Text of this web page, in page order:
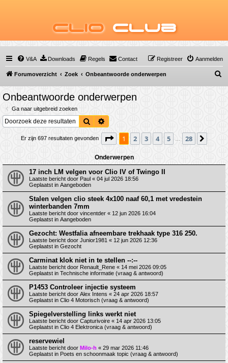
Clio Club
V&A Downloads Regels Contact Aanmelden
Registreer
Forumoverzicht Zoek Onbeantwoorde onderwerpen
o
Onbeantwoorde onderwerpen
Ga naar uitgebreid zoeken
Zoek
Er zijn 697 resultaten gevonden Pagina van28
1 2 3 4 5 28
Onderwerpen
17 inch LM velgen voor Clio IV of Twingo II
Laatste bericht door Paul « 04 jul 2026 18:56
Geplaatst in Aangeboden
Stalen velgen clio steek 4x100 naaf 60,1 met vredestein
winterbanden 7mm
Laatste bericht door vincentder « 12 jun 2026 16:04
Geplaatst in Aangeboden
Gezocht: Westfalia afneembare trekhaak type 316 250.
Laatste bericht door Junior1981 « 12 jun 2026 12:36
Geplaatst in Gezocht
Carminat klok niet in te stellen --:--
Laatste bericht door Renault_Rene « 14 mei 2026 09:05
Geplaatst in Technische informatie (vraag & antwoord)
P1453 Controleer injectie systeem
Laatste bericht door Alex Intens « 24 apr 2026 18:57
Geplaatst in Clio 4 Motorisch (vraag & antwoord)
Spiegelverstelling links werkt niet
Laatste bericht door Capturivoire « 14 apr 2026 13:05
Geplaatst in Clio 4 Elektronica (vraag & antwoord)
reservewiel
Laatste bericht door Milo-h « 29 mar 2026 11:46
Geplaatst in Poets en schoonmaak topic (vraag & antwoord)